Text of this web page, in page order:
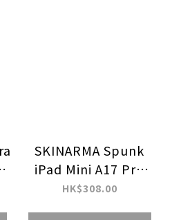
SKINARMA Spunk
iPad Mini A17 Pro
(2024) 摺疊式帶筆槽
HK$308.00